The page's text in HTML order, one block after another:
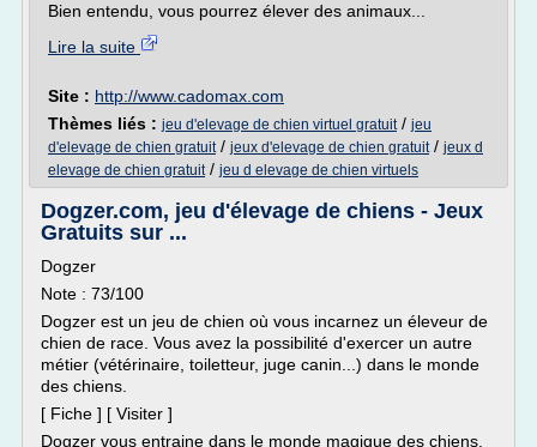
Bien entendu, vous pourrez élever des animaux...
Lire la suite
Site : http://www.cadomax.com
Thèmes liés : jeu d'elevage de chien virtuel gratuit/ jeu
d'elevage de chien gratuit/ jeux d'elevage de chien gratuit/ jeux d
elevage de chien gratuit/ jeu d elevage de chien virtuels
Dogzer.com, jeu d'élevage de chiens - Jeux
Gratuits sur ...
Dogzer
Note : 73/100
Dogzer est un jeu de chien où vous incarnez un éleveur de
chien de race. Vous avez la possibilité d'exercer un autre
métier (vétérinaire, toiletteur, juge canin...) dans le monde
des chiens.
[ Fiche ] [ Visiter ]
Dogzer vous entraine dans le monde magique des chiens.